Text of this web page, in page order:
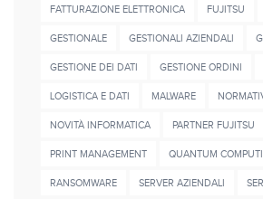
FATTURAZIONE ELETTRONICA FUJITSU
GESTIONALE GESTIONALI AZIENDALI
GESTIONE DEI DATI GESTIONE ORDINI
LOGISTICA E DATI MALWARE
NOVITÀ INFORMATICA PARTNER FUJITSU
PRINT MANAGEMENT QUANTUM
RANSOMWARE SERVER AZIENDALI